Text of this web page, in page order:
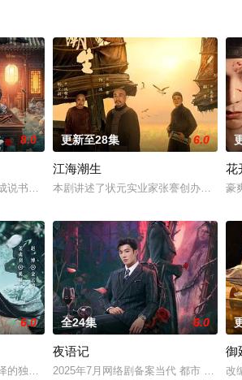
“江逾白，我喜欢你，哲学和生物学意义上的喜
8.0
说书班子，偶遇“白天人住屋，晚上鬼占房”的阴
更新至28集 6.0
江海潮生
本剧讲述了状元实业家张謇创办大生企
花
豪
口相对、父母冤案、连环下毒……她于绝境中步
6.0
的独家连载漫画《吾凰在上》。现代少女奚圆（
全24集 6.0
夜语记
2025年7月网络剧备案当代 都市 海南越
御
改